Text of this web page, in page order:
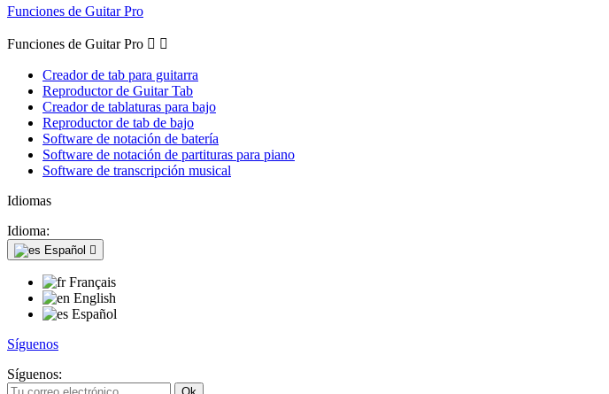
Funciones de Guitar Pro
Funciones de Guitar Pro  
Creador de tab para guitarra
Reproductor de Guitar Tab
Creador de tablaturas para bajo
Reproductor de tab de bajo
Software de notación de batería
Software de notación de partituras para piano
Software de transcripción musical
Idiomas
Idioma:
Español 
Français
English
Español
Síguenos
Síguenos: